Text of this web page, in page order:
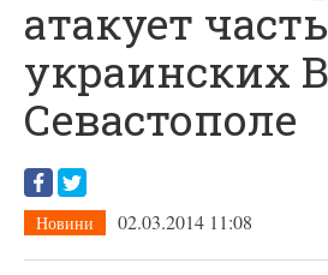
БІЗНЕС
СТАРТЕР
КОНТАКТИ
атакует часть
украинских
Севастополе
Новини 02.03.2014 11:08